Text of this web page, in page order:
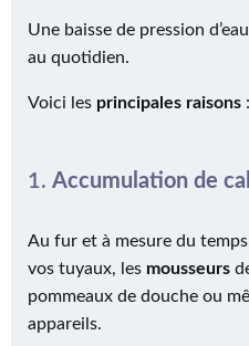
Une baisse de pression
au quotidien.
Voici les principales raisons :
1. Accumulation de
Au fur et à mesure du
vos tuyaux, les mousseurs
pommeaux de douche ou
appareils.